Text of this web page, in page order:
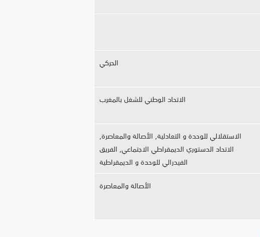
الحركي
الاتحاد الوطني للشغل بالمغرب
الاستقلالي للوحدة و التعادلية, الأصالة والمعاصرة,
الاتحاد الدستوري الديمقراطي الاجتماعي, الفريق
الفيدرالي للوحدة و الديمقراطية
الأصالة والمعاصرة